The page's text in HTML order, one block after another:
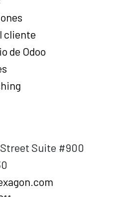
cliente
de Odoo
Suite #900